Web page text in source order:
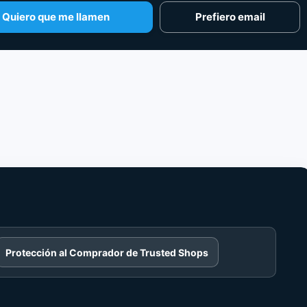
Quiero que me llamen Prefiero email
Protección al Comprador de Trusted Shops